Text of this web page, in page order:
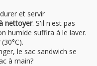
et servir
nettoyer. S'il n'est pas
humide suffira à le laver.
(30°C).
le sac sandwich se
à main?